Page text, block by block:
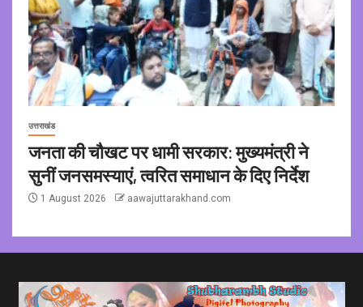
उत्तराखंड
जनता की चौखट पर धामी सरकार: मुख्यमंत्री ने
सुनीं जनसमस्याएं, त्वरित समाधान के दिए निर्देश
1 August 2026 aawajuttarakhand.com